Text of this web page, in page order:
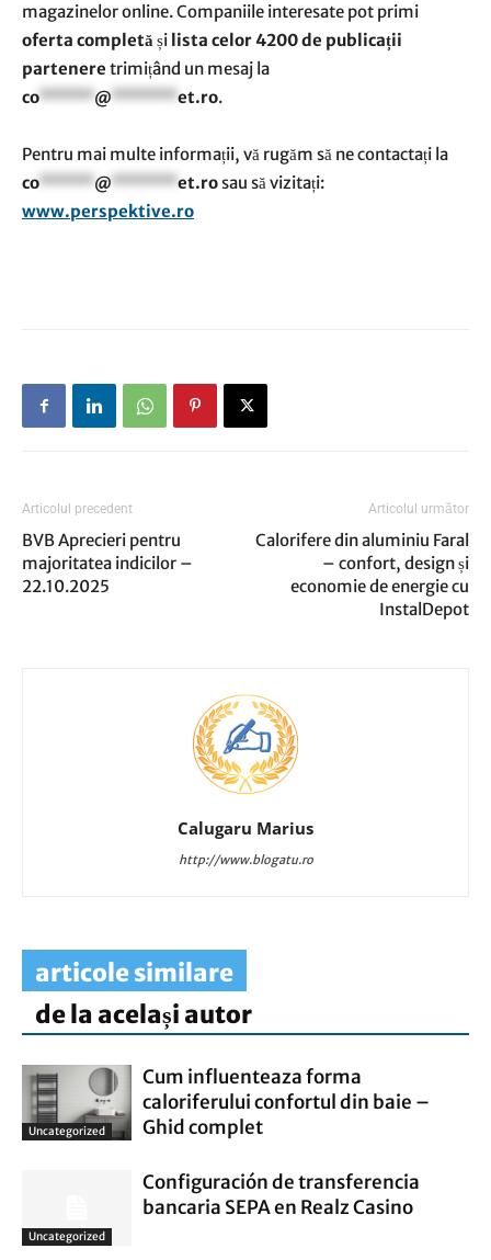
magazinelor online. Companiile interesate pot primi
oferta completăși lista celor 4200 de publicații
partenere trimițând un mesaj la
co*****@******et.ro.
Pentru mai multe informații, vă rugăm să ne contactați la
co*****@******et.rosau să vizitați:
www.perspektive.ro
Articolul precedent
BVB Aprecieri pentru
majoritatea indicilor –
22.10.2025
Articolul următor
Calorifere din aluminiu Faral
– confort, design și
economie de energie cu
InstalDepot
Calugaru Marius
http://www.blogatu.ro
articole similare
de la același autor
Uncategorized
Cum influenteaza forma
caloriferului confortul din baie –
Ghid complet
Uncategorized
Configuración de transferencia
bancaria SEPA en Realz Casino